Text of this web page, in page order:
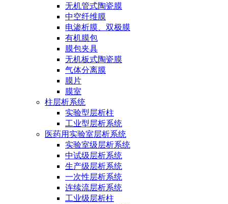
无机管式陶瓷膜
中空纤维膜
电渗析膜、双极膜
有机膜包
膜包夹具
无机板式陶瓷膜
气体分离膜
膜片
膜室
柱层析系统
实验型层析柱
工业型层析系统
医药用实验室层析系统
实验室级层析系统
中试级层析系统
生产级层析系统
一次性层析系统
连续流层析系统
工业级层析柱